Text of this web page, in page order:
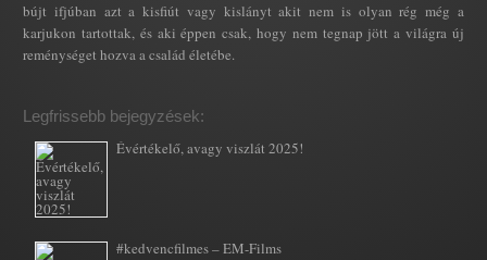
bújt ifjúban azt a kisfiút vagy kislányt akit nem is olyan rég még a
karjukon tartottak, és aki éppen csak, hogy nem tegnap jött a világra új
reménységet hozva a család életébe.
Legfrissebb bejegyzések:
Évértékelő, avagy viszlát 2025!
#kedvencfilmes – EM-Films